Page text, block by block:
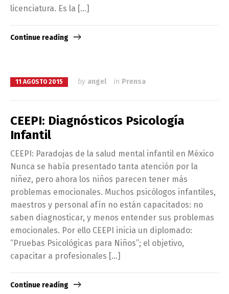
licenciatura. Es la […]
Continue reading
11 AGOSTO 2015 by angel in Prensa
CEEPI: Diagnósticos Psicología
Infantil
CEEPI: Paradojas de la salud mental infantil en México
Nunca se había presentado tanta atención por la
niñez, pero ahora los niños parecen tener más
problemas emocionales. Muchos psicólogos infantiles,
maestros y personal afín no están capacitados: no
saben diagnosticar, y menos entender sus problemas
emocionales. Por ello CEEPI inicia un diplomado:
“Pruebas Psicológicas para Niños”; el objetivo,
capacitar a profesionales […]
Continue reading